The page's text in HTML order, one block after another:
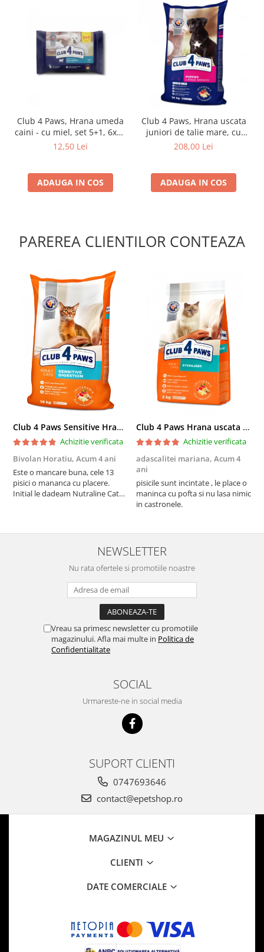
Club 4 Paws, Hrana umeda
caini - cu miel, set 5+1, 6x80
g
12,50 Lei
ADAUGA IN COS
Club 4 Paws, Hrana uscata
juniori de talie mare, cu
pui, 14kg
208,00 Lei
ADAUGA IN COS
PAREREA CLIENTILOR CONTEAZA
Club 4 Paws Sensitive Hrana uscata pisici adulte, 14kg
Achizitie verificata
Bivolan Horatiu, Acum 4 ani
Este o mancare buna, cele 13
pisici o mananca cu placere.
Initial le dadeam Nutraline Cat
nu o mananca cu placere. Eu
sunt multumit si voi continua cu
Club 4 Paws Hrana uscata pisici sterilizate, 2kg
Achizitie verificata
adascalitei mariana, Acum 4
ani
pisicile sunt incintate , le place o
maninca cu pofta si nu lasa nimic
in castronele.
NEWSLETTER
Nu rata ofertele si promotiile noastre
Vreau sa primesc newsletter cu promotiile
magazinului. Afla mai multe in Politica de
Confidentialitate
SOCIAL
Urmareste-ne in social media
SUPORT CLIENTI
0747693646
contact@epetshop.ro
MAGAZINUL MEU
CLIENTI
DATE COMERCIALE